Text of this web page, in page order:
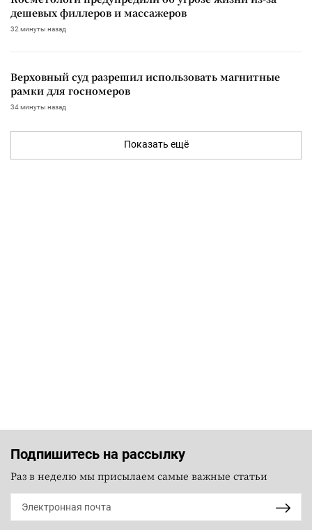
дешевых филлеров и массажеров
32 минуты назад
Верховный суд разрешил использовать магнитные
рамки для госномеров
34 минуты назад
Показать ещё
Подпишитесь на рассылку
Раз в неделю мы присылаем самые важные статьи